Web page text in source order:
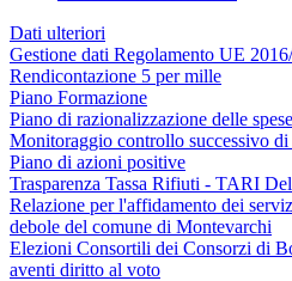
Dati ulteriori
Gestione dati Regolamento UE
Rendicontazione 5 per mille
Piano Formazione
Piano di razionalizzazione delle spese
Monitoraggio controllo successivo
Piano di azioni positive
Trasparenza Tassa Rifiuti - TARI
Relazione per l'affidamento dei
debole del comune di Montevarchi
Elezioni Consortili dei Consorzi di
aventi diritto al voto